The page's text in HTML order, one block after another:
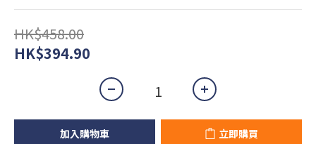
HK$458.00
HK$394.90
加入購物車 立即購買